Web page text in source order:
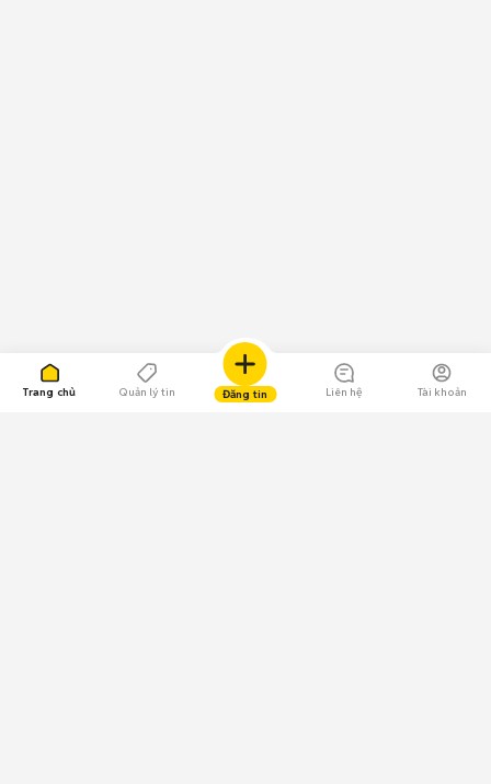
Trang chủ Quản lý tin Đăng tin Liên hệ Tài khoản